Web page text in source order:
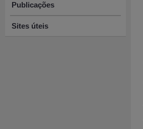
Publicações
Sites úteis